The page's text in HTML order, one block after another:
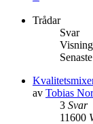
Trådar
Svar
av Tobias
3 Svar
11600